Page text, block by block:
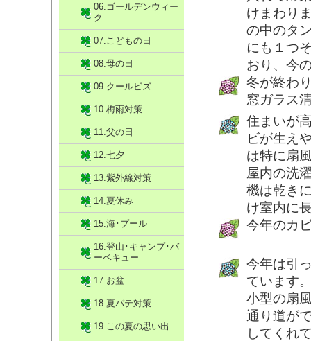
けまわり
の中のタ
にも１つ
おり、今
冬が終わ
窓ガラス
住まいが
ビが生え
は特に扇
屋内の洗
機は乾き
け室内に
今年のカ
今年は引
ています
小型の扇
通り道が
してくれ
06.ゴールデンウィー
ク
07.こどもの日
08.母の日
09.クールビズ
10.梅雨対策
11.父の日
12.七夕
13.紫外線対策
14.夏休み
15.海･プール
16.登山･キャンプ･バ
ーベキュー
17.お盆
18.夏バテ対策
19.この夏の思い出